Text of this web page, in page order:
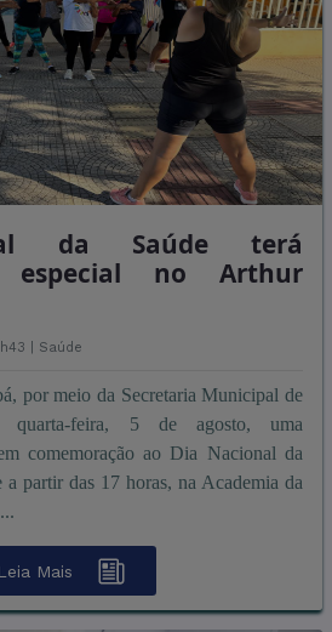
da Saúde terá
especial no Arthur
| Saúde
por meio da Secretaria Municipal de
quarta-feira, 5 de agosto, uma
comemoração ao Dia Nacional da
a partir das 17 horas, na Academia da
Leia Mais